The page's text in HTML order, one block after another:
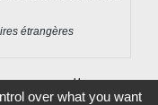
étrangères
sur cette page
over what you want